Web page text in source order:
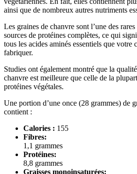
ainsi que de nombreux autres nutriments
Les graines de chanvre sont l’une des
sources de protéines complètes, ce qui
tous les acides aminés essentiels que votre
fabriquer.
Studies ont également montré que la
chanvre est meilleure que celle de la
protéines végétales.
Une portion d’une once (28 grammes) de
contient :
Calories : 155
Fibres:
1,1 grammes
Protéines:
8,8 grammes
Graisses monoinsaturées: